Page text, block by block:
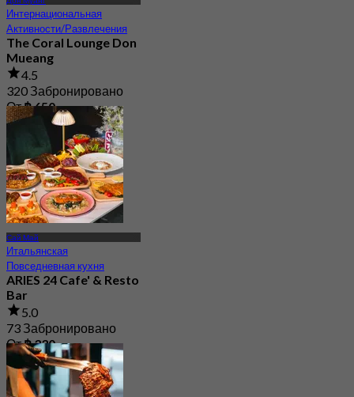
Интернациональная
Активности/Развлечения
The Coral Lounge Don
Mueang
4.5
320 Забронировано
От฿ 650
Сай Май
Итальянская
Повседневная кухня
ARIES 24 Cafe' & Resto
Bar
5.0
73 Забронировано
От฿ 330